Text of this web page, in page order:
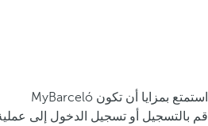
استمتع بمزايا أن تكون MyBarceló
قم بالتسجيل أو تسجيل الدخول إلى